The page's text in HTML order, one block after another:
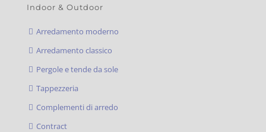
Indoor & Outdoor
Arredamento moderno
Arredamento classico
Pergole e tende da sole
Tappezzeria
Complementi di arredo
Contract